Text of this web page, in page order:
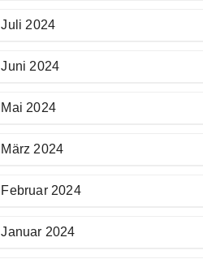
Juli 2024
Juni 2024
Mai 2024
März 2024
Februar 2024
Januar 2024